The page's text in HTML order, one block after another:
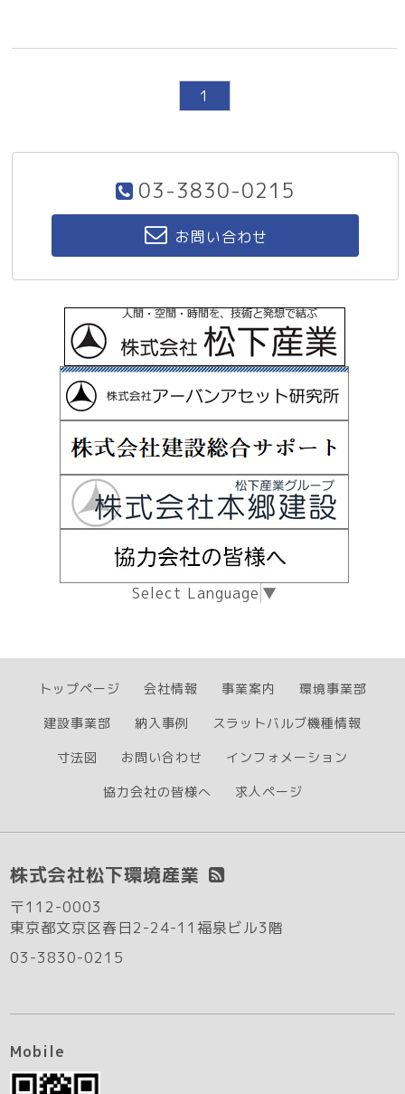
1
03-3830-0215
お問い合わせ
Select Language ▼
トップページ 会社情報 事業案内
環境事業部
建設事業部
納入事例
スラットバルブ機種情報
寸法図
お問い合わせ
インフォメーション
協力会社の皆様へ
求人ページ
株式会社松下環境産業
〒112-0003
東京都文京区春日2-24-11福泉ビル3階
03-3830-0215
Mobile